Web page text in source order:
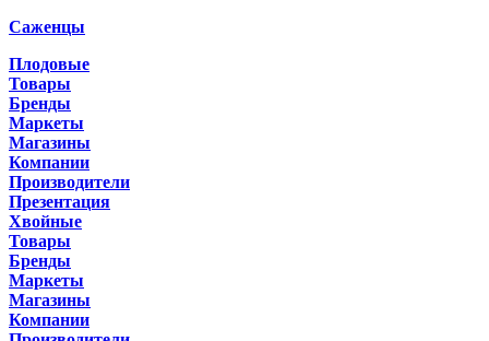
Саженцы
Плодовые
Товары
Бренды
Маркеты
Магазины
Компании
Производители
Презентация
Хвойные
Товары
Бренды
Маркеты
Магазины
Компании